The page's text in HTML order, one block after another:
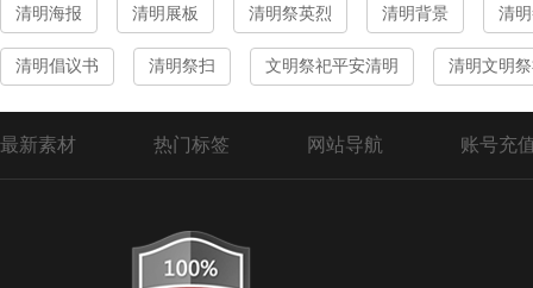
清明海报 清明展板 清明祭英烈 清明背景 清
清明倡议书 清明祭扫 文明祭祀平安清明 清明文明
最新素材 热门标签 网站导航 账号充